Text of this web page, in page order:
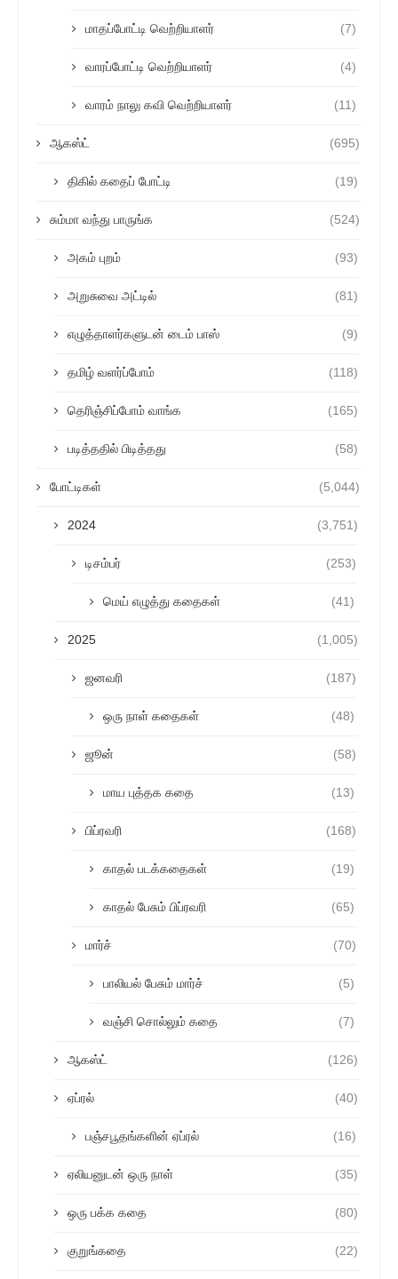
மாதப்போட்டி வெற்றியாளர் (7)
வாரப்போட்டி வெற்றியாளர் (4)
வாரம் நாலு கவி வெற்றியாளர் (11)
ஆகஸ்ட் (695)
திகில் கதைப் போட்டி (19)
சும்மா வந்து பாருங்க (524)
அகம் புறம் (93)
அறுசுவை அட்டில் (81)
எழுத்தாளர்களுடன் டைம் பாஸ் (9)
தமிழ் வளர்ப்போம் (118)
தெரிஞ்சிப்போம் வாங்க (165)
படித்ததில் பிடித்தது (58)
போட்டிகள் (5,044)
2024 (3,751)
டிசம்பர் (253)
மெய் எழுத்து கதைகள் (41)
2025 (1,005)
ஜனவரி (187)
ஒரு நாள் கதைகள் (48)
ஜூன் (58)
மாய புத்தக கதை (13)
பிப்ரவரி (168)
காதல் படக்கதைகள் (19)
காதல் பேசும் பிப்ரவரி (65)
மார்ச் (70)
பாலியல் பேசும் மார்ச் (5)
வஞ்சி சொல்லும் கதை (7)
ஆகஸ்ட் (126)
ஏப்ரல் (40)
பஞ்சபூதங்களின் ஏப்ரல் (16)
ஏலியனுடன் ஒரு நாள் (35)
ஒரு பக்க கதை (80)
குறுங்கதை (22)